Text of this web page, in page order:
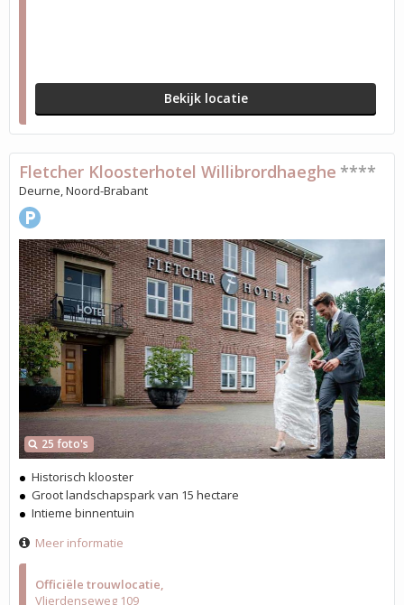
Bekijk locatie
Officiële trouwlocatie
Vlierdenseweg 109
25 foto's
Fletcher Kloosterhotel Willibrordhaeghe ****
Deurne, Noord-Brabant
Historisch klooster
Groot landschapspark van 15 hectare
Intieme binnentuin
Meer informatie